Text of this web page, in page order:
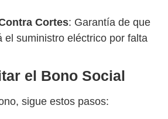
Cortes: Garantía de que
el suministro eléctrico por falta
el Bono Social
sigue estos pasos: